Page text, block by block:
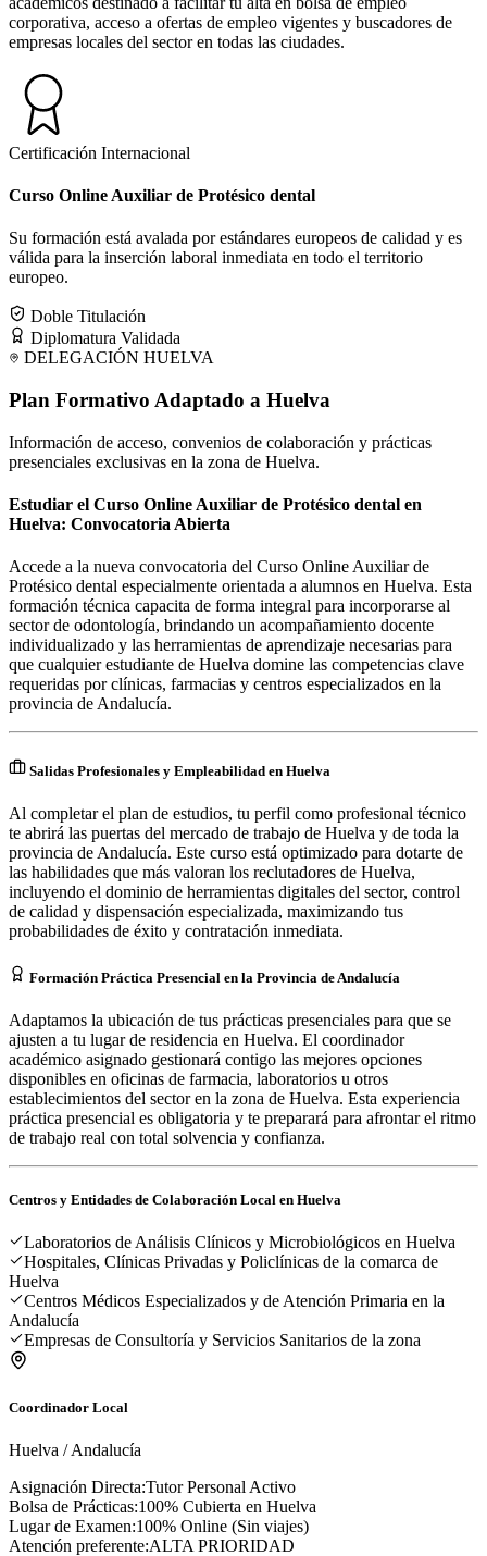
corporativa, acceso a ofertas de empleo vigentes y buscadores de
empresas locales del sector en todas las ciudades.
Certificación Internacional
Curso Online Auxiliar de Protésico dental
Su formación está avalada por estándares europeos de calidad y es
válida para la inserción laboral inmediata en todo el territorio
europeo.
Doble Titulación
Diplomatura Validada
DELEGACIÓN HUELVA
Plan Formativo Adaptado a Huelva
Información de acceso, convenios de colaboración y prácticas
presenciales exclusivas en la zona de Huelva.
Estudiar el Curso Online Auxiliar de Protésico dental en
Huelva: Convocatoria Abierta
Accede a la nueva convocatoria del Curso Online Auxiliar de
Protésico dental especialmente orientada a alumnos en Huelva. Esta
formación técnica capacita de forma integral para incorporarse al
sector de odontología, brindando un acompañamiento docente
individualizado y las herramientas de aprendizaje necesarias para
que cualquier estudiante de Huelva domine las competencias clave
requeridas por clínicas, farmacias y centros especializados en la
provincia de Andalucía.
Salidas Profesionales y Empleabilidad en Huelva
Al completar el plan de estudios, tu perfil como profesional técnico
te abrirá las puertas del mercado de trabajo de Huelva y de toda la
provincia de Andalucía. Este curso está optimizado para dotarte de
las habilidades que más valoran los reclutadores de Huelva,
incluyendo el dominio de herramientas digitales del sector, control
de calidad y dispensación especializada, maximizando tus
probabilidades de éxito y contratación inmediata.
Formación Práctica Presencial en la Provincia de Andalucía
Adaptamos la ubicación de tus prácticas presenciales para que se
ajusten a tu lugar de residencia en Huelva. El coordinador
académico asignado gestionará contigo las mejores opciones
disponibles en oficinas de farmacia, laboratorios u otros
establecimientos del sector en la zona de Huelva. Esta experiencia
práctica presencial es obligatoria y te preparará para afrontar el ritmo
de trabajo real con total solvencia y confianza.
Centros y Entidades de Colaboración Local en Huelva
Laboratorios de Análisis Clínicos y Microbiológicos en Huelva
Hospitales, Clínicas Privadas y Policlínicas de la comarca de
Huelva
Centros Médicos Especializados y de Atención Primaria en la
Andalucía
Empresas de Consultoría y Servicios Sanitarios de la zona
Coordinador Local
Huelva /Andalucía
Asignación Directa:Tutor Personal Activo
Bolsa de Prácticas:100% Cubierta en Huelva
Lugar de Examen:100% Online (Sin viajes)
Atención preferente:ALTA PRIORIDAD